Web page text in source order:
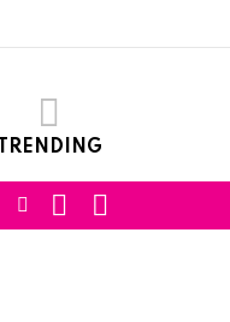
TRENDING
FOLLOWSEARCH